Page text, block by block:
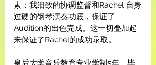
素：我细致的协调监督和Rachel 自身
过硬的钢琴演奏功底，保证了
Audition的出色完成。这一切叠加起
来保证了Rachel的成功录取。
皇后大学音乐教育专业学制5年，毕